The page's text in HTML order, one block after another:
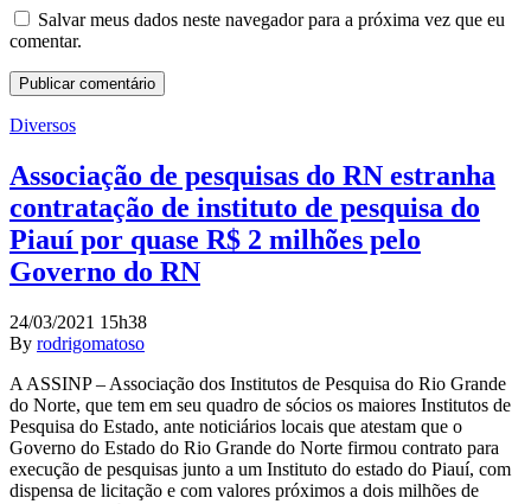
Salvar meus dados neste navegador para a próxima vez que eu
comentar.
Diversos
Associação de pesquisas do RN estranha
contratação de instituto de pesquisa do
Piauí por quase R$ 2 milhões pelo
Governo do RN
24/03/2021 15h38
By rodrigomatoso
A ASSINP – Associação dos Institutos de Pesquisa do Rio Grande
do Norte, que tem em seu quadro de sócios os maiores Institutos de
Pesquisa do Estado, ante noticiários locais que atestam que o
Governo do Estado do Rio Grande do Norte firmou contrato para
execução de pesquisas junto a um Instituto do estado do Piauí, com
dispensa de licitação e com valores próximos a dois milhões de